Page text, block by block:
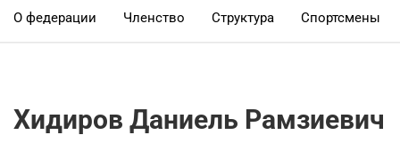
О федерации Членство Структура Спортсмены
Хидиров Даниель Рамзиевич